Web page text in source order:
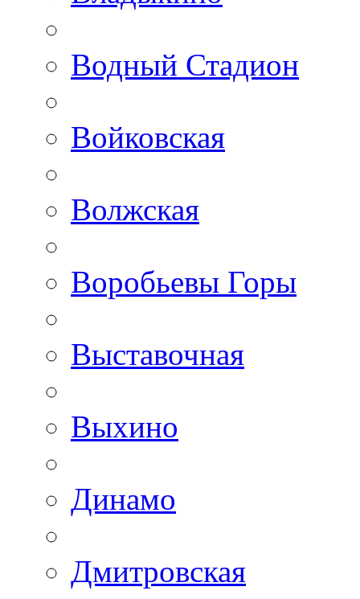
Водный Стадион
Войковская
Волжская
Воробьевы Горы
Выставочная
Выхино
Динамо
Дмитровская